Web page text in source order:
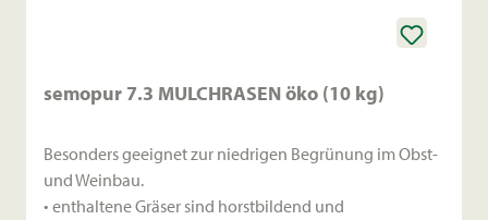
semopur 7.3 MULCHRASEN öko (10 kg)
Besonders geeignet zur niedrigen Begrünung im Obst-
und Weinbau.
• enthaltene Gräser sind horstbildend und